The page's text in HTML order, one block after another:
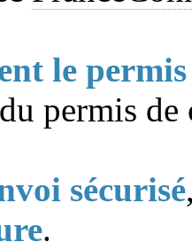
le
du permis de
sécurisé
.